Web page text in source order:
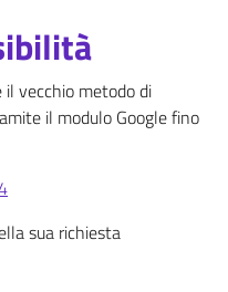
il vecchio metodo di
il modulo Google fino
sua richiesta